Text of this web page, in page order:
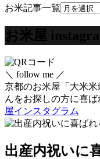
お米記事一覧
お米屋
＼ follow me ／
京都のお米屋「大米
んをお探しの方に喜
屋インスタグラム
出産内祝いに